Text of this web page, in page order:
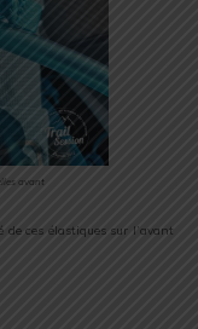
avant
ces élastiques sur l’avant